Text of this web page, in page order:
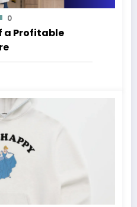
0
a Profitable